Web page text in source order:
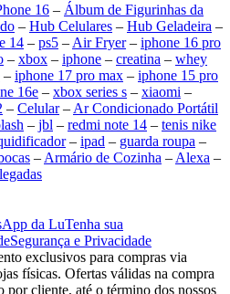
16 – Álbum de Figurinhas da
– Hub Celulares – Hub Geladeira –
14 – ps5 – Air Fryer– iphone 16 pro
– xbox – iphone – creatina – whey
– iphone 17 pro max – iphone 15 pro
16e – xbox series s – xiaomi –
– Celular– Ar Condicionado Portátil
– jbl – redmi note 14 – tenis nike
– ipad – guarda roupa –
– Armário de Cozinha – Alexa –
da LuTenha sua
Segurança e Privacidade
exclusivos para compras via
físicas. Ofertas válidas na compra
por cliente, até o término dos nossos